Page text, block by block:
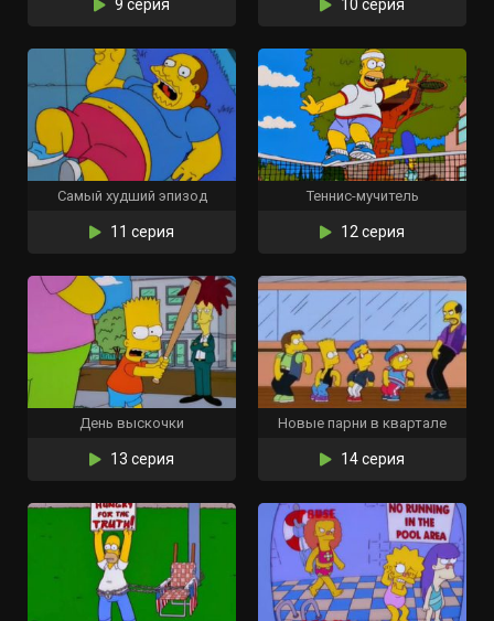
9 серия 10 серия
Самый худший эпизод
11 серия
Теннис-мучитель
12 серия
День выскочки
13 серия
Новые парни в квартале
14 серия